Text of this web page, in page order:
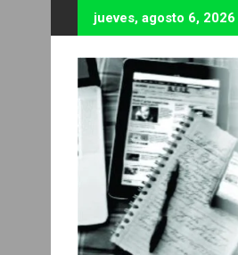
al
contenido
jueves, agosto 6, 2026